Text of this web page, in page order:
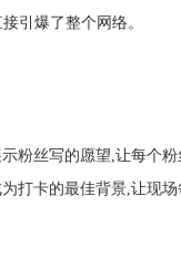
引爆了整个网络。
丝写的愿望,让每个粉
打卡的最佳背景,让现